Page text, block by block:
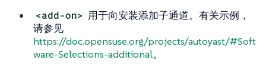
<add-on> 用于向安装添加子通道。有关示例，
请参见
https://doc.opensuse.org/projects/autoyast/#Soft
ware-Selections-additional。